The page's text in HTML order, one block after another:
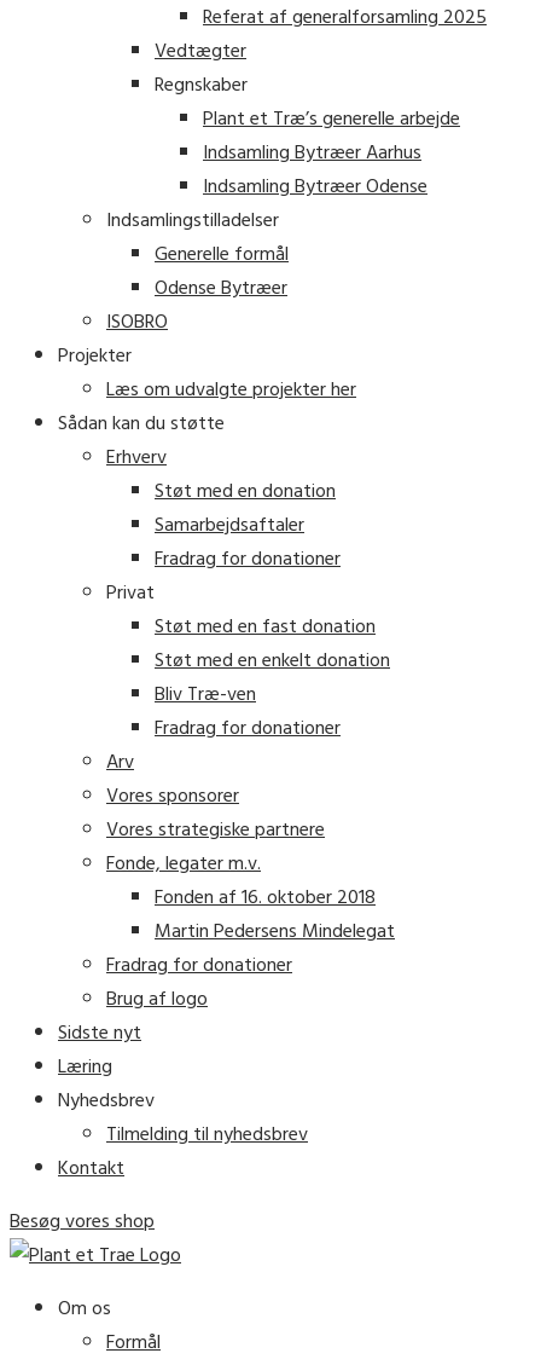
Referat af generalforsamling 2025
Vedtægter
Regnskaber
Plant et Træ’s generelle arbejde
Indsamling Bytræer Aarhus
Indsamling Bytræer Odense
Indsamlingstilladelser
Generelle formål
Odense Bytræer
ISOBRO
Projekter
Læs om udvalgte projekter her
Sådan kan du støtte
Erhverv
Støt med en donation
Samarbejdsaftaler
Fradrag for donationer
Privat
Støt med en fast donation
Støt med en enkelt donation
Bliv Træ-ven
Fradrag for donationer
Arv
Vores sponsorer
Vores strategiske partnere
Fonde, legater m.v.
Fonden af 16. oktober 2018
Martin Pedersens Mindelegat
Fradrag for donationer
Brug af logo
Sidste nyt
Læring
Nyhedsbrev
Tilmelding til nyhedsbrev
Kontakt
Besøg vores shop
Om os
Formål